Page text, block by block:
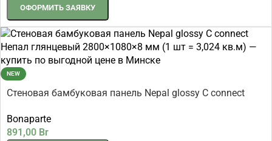
ОФОРМИТЬ ЗАЯВКУ
NEW
Стеновая бамбуковая панель Nepal glossy C connect
Bonaparte
891,00 Br